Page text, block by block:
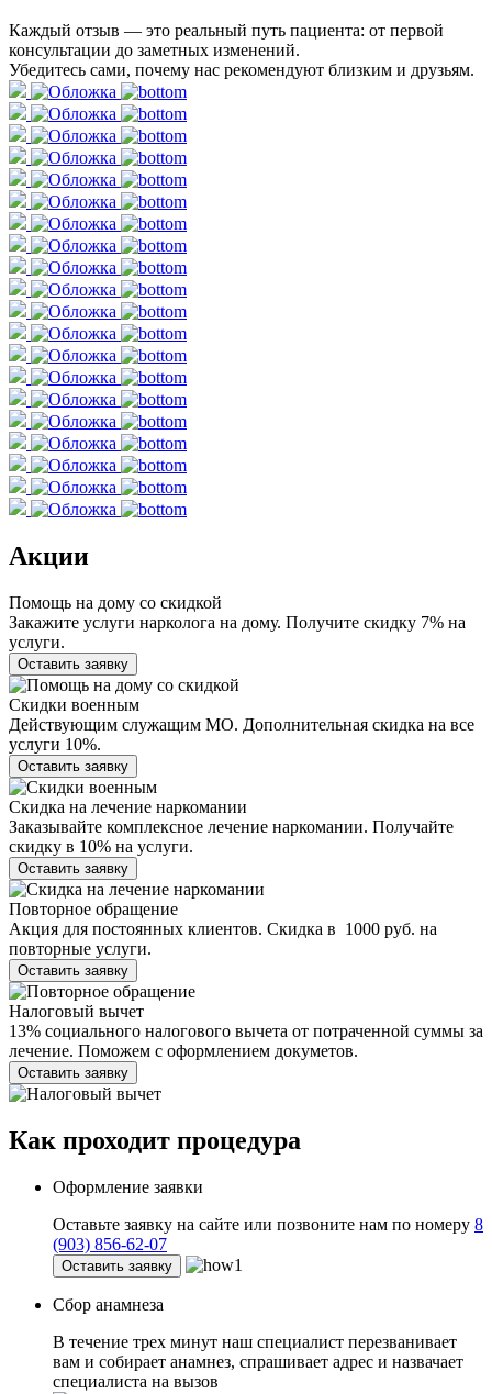
Каждый отзыв — это реальный путь пациента: от первой
консультации до заметных изменений.
Убедитесь сами, почему нас рекомендуют близким и друзьям.
Акции
Помощь на дому со скидкой
Закажите услуги нарколога на дому. Получите скидку 7% на
услуги.
Оставить заявку
Скидки военным
Действующим служащим МО. Дополнительная скидка на все
услуги 10%.
Оставить заявку
Скидка на лечение наркомании
Заказывайте комплексное лечение наркомании. Получайте
скидку в 10% на услуги.
Оставить заявку
Повторное обращение
Акция для постоянных клиентов. Скидка в 1000 руб. на
повторные услуги.
Оставить заявку
Налоговый вычет
13% социального налогового вычета от потраченной суммы за
лечение. Поможем с оформлением докуметов.
Оставить заявку
Как проходит процедура
Оформление заявки
Оставьте заявку на сайте или позвоните нам по номеру 8
(903) 856-62-07
Оставить заявку
Сбор анамнеза
В течение трех минут наш специалист перезванивает
вам и собирает анамнез, спрашивает адрес и назвачает
специалиста на вызов